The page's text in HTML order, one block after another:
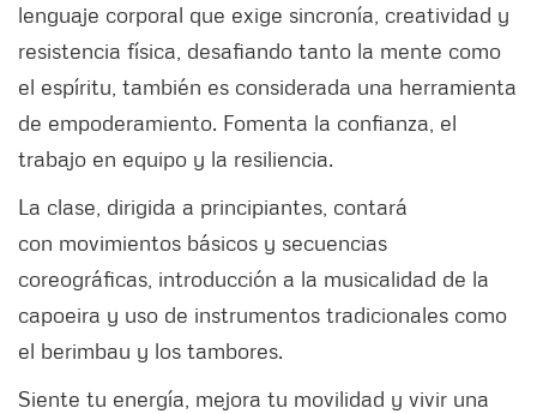
lenguaje corporal que exige sincronía, creatividad y
resistencia física, desafiando tanto la mente como
el espíritu, también es considerada una herramienta
de empoderamiento. Fomenta la confianza, el
trabajo en equipo y la resiliencia.
La clase, dirigida a principiantes, contará
con movimientos básicos y secuencias
coreográficas, introducción a la musicalidad de la
capoeira y uso de instrumentos tradicionales como
el berimbau y los tambores.
Siente tu energía, mejora tu movilidad y vivir una